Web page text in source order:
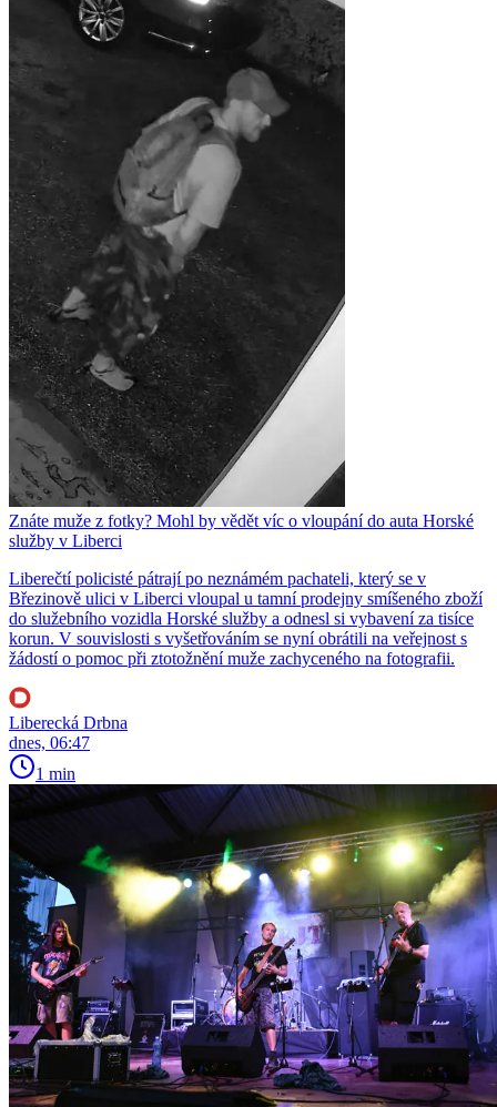
Znáte muže z fotky? Mohl by vědět víc o vloupání do auta Horské
služby v Liberci
Liberečtí policisté pátrají po neznámém pachateli, který se v
Březinově ulici v Liberci vloupal u tamní prodejny smíšeného zboží
do služebního vozidla Horské služby a odnesl si vybavení za tisíce
korun. V souvislosti s vyšetřováním se nyní obrátili na veřejnost s
žádostí o pomoc při ztotožnění muže zachyceného na fotografii.
Liberecká Drbna
dnes, 06:47
1 min